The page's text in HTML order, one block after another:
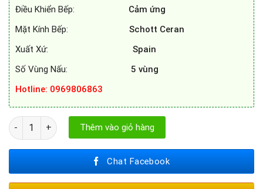
Điều Khiển Bếp: Cảm ứng
Mặt Kính Bếp: Schott Ceran
Xuất Xứ: Spain
Số Vùng Nấu: 5 vùng
Hotline: 0969806863
BẾP TỪ BOSCH PXV875DC1E số lượng
Thêm vào giỏ hàng
Chat Facebook